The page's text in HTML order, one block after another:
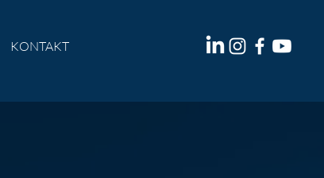
KONTAKT